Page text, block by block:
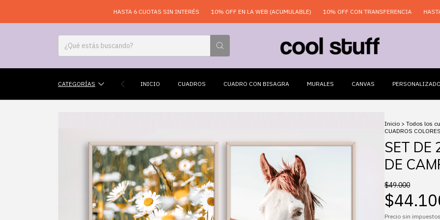
HASTA 6 CUOTAS SIN INTERÉS 10% OFF EN LA WEB (ACUMULABLE) 10% OFF CON TRANSFERENCIA HASTA 6
CATEGORÍAS INICIO CUADROS CUADRO CON BISAGRA MURALES CANVAS
Inicio > Todos los
CUADROS
SET DE
DE
$49.000
Precio sin impuestos